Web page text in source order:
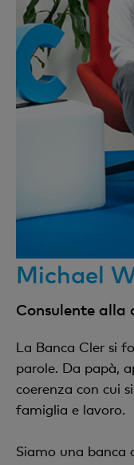
Michael
Consulente alla
La Banca Cler si
parole. Da papà,
coerenza con cui
famiglia e lavoro.
Siamo una banca